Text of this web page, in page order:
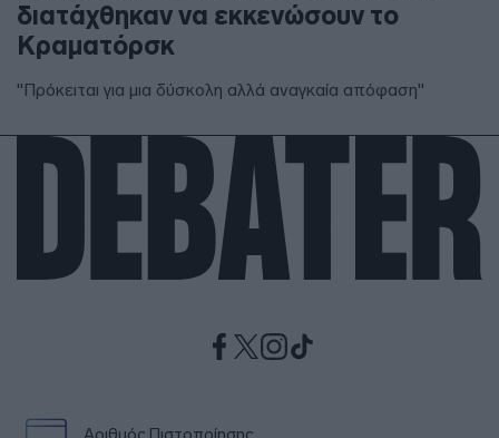
διατάχθηκαν να εκκενώσουν το
Κραματόρσκ
"Πρόκειται για μια δύσκολη αλλά αναγκαία απόφαση"